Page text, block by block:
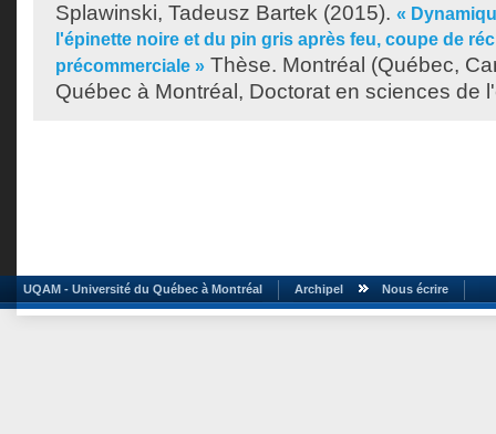
Splawinski, Tadeusz Bartek (2015). «
l'épinette noire et du pin gris après feu, coupe de
précommerciale » Thèse. Montréal (Québec,
Québec à Montréal, Doctorat en sciences de
UQAM - Université du Québec à Montréal Archipel Nous écrire